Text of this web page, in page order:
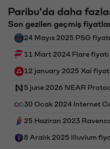
Paribu'da daha
Son gezilen geçmiş
24 Mayıs 2025 PSG fiyatı
11 Mart 2024 Flare fiyatı
12 january 2025 Xai
5 june 2026 NEAR
30 Ocak 2024 Internet
25 Haziran 2023
8 Aralık 2025 Illuvium